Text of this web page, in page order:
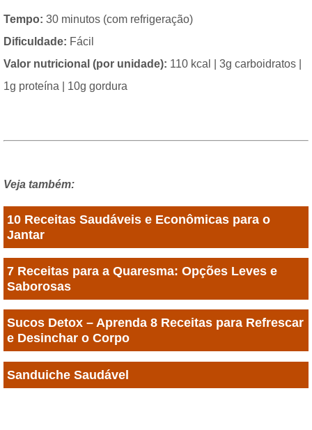
Tempo: 30 minutos (com refrigeração)
Dificuldade: Fácil
Valor nutricional (por unidade): 110 kcal | 3g carboidratos |
1g proteína | 10g gordura
Veja também:
10 Receitas Saudáveis e Econômicas para o
Jantar
7 Receitas para a Quaresma: Opções Leves e
Saborosas
Sucos Detox – Aprenda 8 Receitas para Refrescar
e Desinchar o Corpo
Sanduiche Saudável